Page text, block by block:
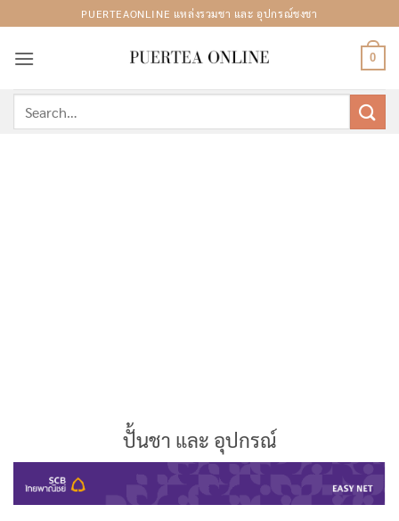
to
content
PUERTEAONLINE แหล่งรวมชา และ อุปกรณ์ชงชา
0
for:
ปั้นชา และ อุปกรณ์